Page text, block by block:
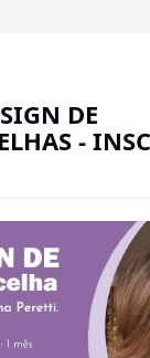
DE
-